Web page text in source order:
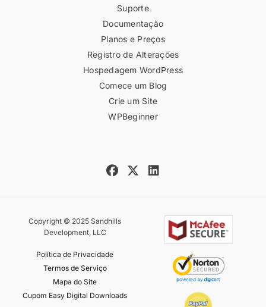
Suporte
Documentação
Planos e Preços
Registro de Alterações
Hospedagem WordPress
Comece um Blog
Crie um Site
WPBeginner
Copyright © 2025 Sandhills
Development, LLC
Política de Privacidade
Termos de Serviço
Mapa do Site
Cupom Easy Digital Downloads